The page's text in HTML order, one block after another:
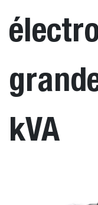
kVA